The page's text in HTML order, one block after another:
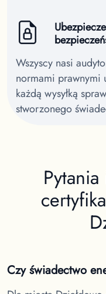
Wszyscy nasi
normami prawnymi
każdą wysyłką
stworzonego
Czy świadectwo